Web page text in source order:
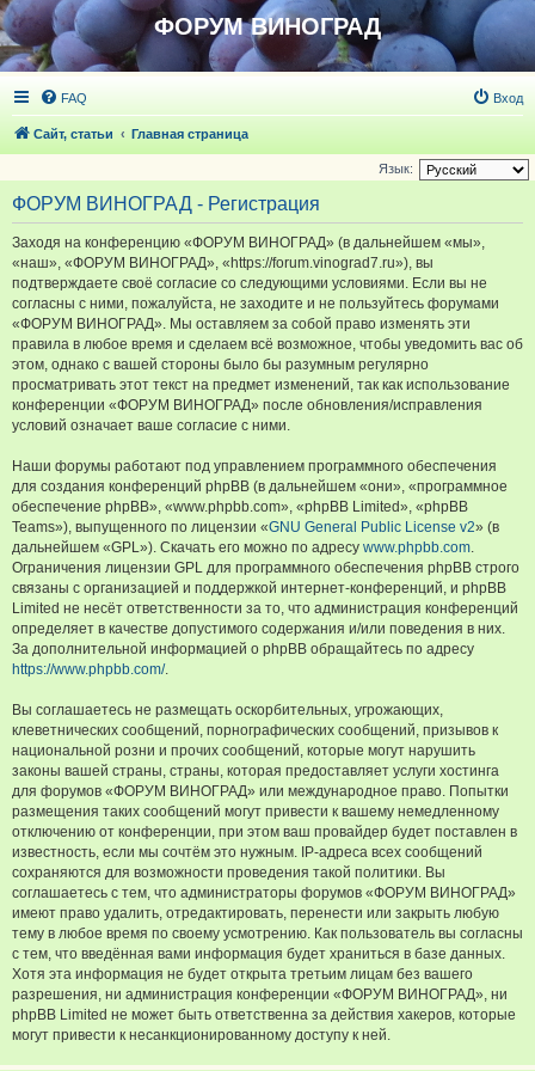
ФОРУМ ВИНОГРАД
FAQ Вход
Сайт, статьи Главная страница
Язык:
ФОРУМ ВИНОГРАД - Регистрация
Заходя на конференцию «ФОРУМ ВИНОГРАД» (в дальнейшем «мы»,
«наш», «ФОРУМ ВИНОГРАД», «https://forum.vinograd7.ru»), вы
подтверждаете своё согласие со следующими условиями. Если вы не
согласны с ними, пожалуйста, не заходите и не пользуйтесь форумами
«ФОРУМ ВИНОГРАД». Мы оставляем за собой право изменять эти
правила в любое время и сделаем всё возможное, чтобы уведомить вас об
этом, однако с вашей стороны было бы разумным регулярно
просматривать этот текст на предмет изменений, так как использование
конференции «ФОРУМ ВИНОГРАД» после обновления/исправления
условий означает ваше согласие с ними.
Наши форумы работают под управлением программного обеспечения
для создания конференций phpBB (в дальнейшем «они», «программное
обеспечение phpBB», «www.phpbb.com», «phpBB Limited», «phpBB
Teams»), выпущенного по лицензии «GNU General Public License v2» (в
дальнейшем «GPL»). Скачать его можно по адресу www.phpbb.com.
Ограничения лицензии GPL для программного обеспечения phpBB строго
связаны с организацией и поддержкой интернет-конференций, и phpBB
Limited не несёт ответственности за то, что администрация конференций
определяет в качестве допустимого содержания и/или поведения в них.
За дополнительной информацией о phpBB обращайтесь по адресу
https://www.phpbb.com/.
Вы соглашаетесь не размещать оскорбительных, угрожающих,
клеветнических сообщений, порнографических сообщений, призывов к
национальной розни и прочих сообщений, которые могут нарушить
законы вашей страны, страны, которая предоставляет услуги хостинга
для форумов «ФОРУМ ВИНОГРАД» или международное право. Попытки
размещения таких сообщений могут привести к вашему немедленному
отключению от конференции, при этом ваш провайдер будет поставлен в
известность, если мы сочтём это нужным. IP-адреса всех сообщений
сохраняются для возможности проведения такой политики. Вы
соглашаетесь с тем, что администраторы форумов «ФОРУМ ВИНОГРАД»
имеют право удалить, отредактировать, перенести или закрыть любую
тему в любое время по своему усмотрению. Как пользователь вы согласны
с тем, что введённая вами информация будет храниться в базе данных.
Хотя эта информация не будет открыта третьим лицам без вашего
разрешения, ни администрация конференции «ФОРУМ ВИНОГРАД», ни
phpBB Limited не может быть ответственна за действия хакеров, которые
могут привести к несанкционированному доступу к ней.